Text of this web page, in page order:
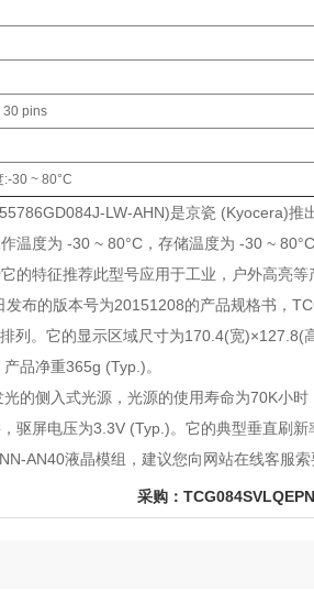
30 pins
30 ~ 80°C
LW-AHN)是京瓷 (Kyocera)
温度为 -30 ~ 80°C，存储温度为 -30 ~
的特征推荐此型号应用于工业，户外高亮等
布的版本号为20151208的产品规格书，
列。它的显示区域尺寸为170.4(宽
品净重365g (Typ.)。
的侧入式光源，光源的使用寿命为70K小
驱屏电压为3.3V (Typ.)。它的典型垂直刷新
AN40液晶模组，建议您向网站在线客服
采购：